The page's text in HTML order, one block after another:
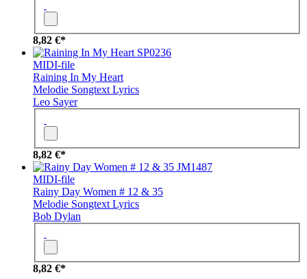
8,82 €*
SP0236
MIDI-file
Raining In My Heart
Melodie Songtext Lyrics
Leo Sayer
8,82 €*
JM1487
MIDI-file
Rainy Day Women # 12 & 35
Melodie Songtext Lyrics
Bob Dylan
8,82 €*